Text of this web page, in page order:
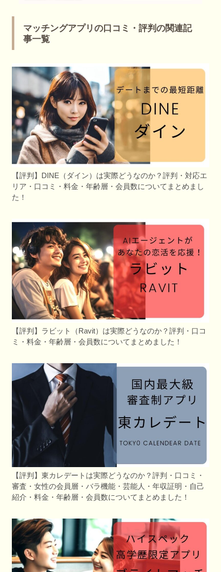
マッチングアプリの口コミ・評判の関連記
事一覧
【評判】DINE（ダイン）は実際どうなのか？評判・対応エ
リア・口コミ・料金・年齢層・会員数についてまとめまし
た！
【評判】ラビット（Ravit）は実際どうなのか？評判・口コ
ミ・料金・年齢層・会員数についてまとめました！
【評判】東カレデートは実際どうなのか？評判・口コミ・
審査・女性の会員層・バラ機能・芸能人・年収証明・自己
紹介・料金・年齢層・会員数についてまとめました！